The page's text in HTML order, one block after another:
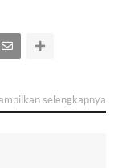
selengkapnya